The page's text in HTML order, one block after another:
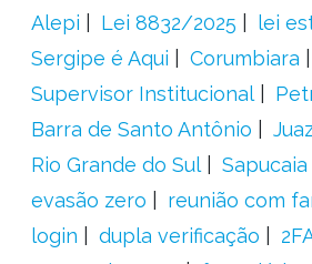
Alepi
Lei 8832/2025 lei
Sergipe é Aqui
Corumbiara
Supervisor Institucional
Barra de Santo Antônio
Rio Grande do Sul
evasão zero
reunião com
login
dupla verificação